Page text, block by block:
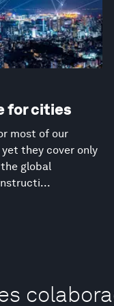
for cities
most of our
yet they cover only
the global